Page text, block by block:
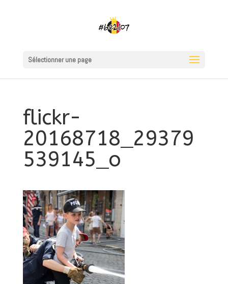
Sélectionner une page
flickr-
20168718_29379
539145_o